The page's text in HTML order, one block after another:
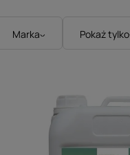
Marka Pokaż tylko